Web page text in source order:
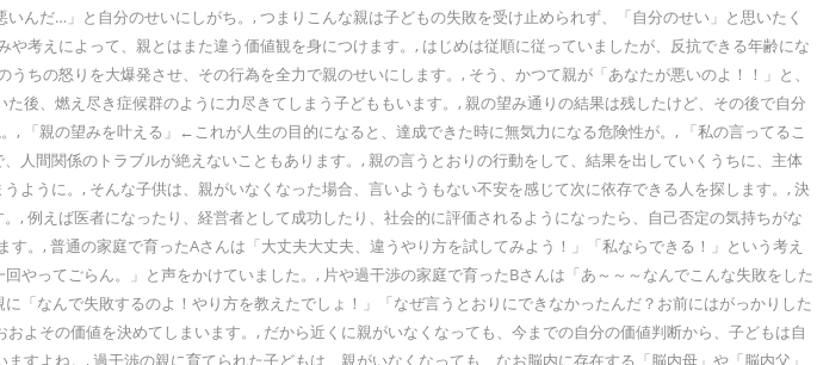
だ…」と自分のせいにしがち。, つまりこんな親は子どもの失敗を受け止められず、「自分のせい」と思いたく
考えによって、親とはまた違う価値観を身につけます。, はじめは従順に従っていましたが、反抗できる年齢にな
ちの怒りを大爆発させ、その行為を全力で親のせいにします。, そう、かつて親が「あなたが悪いのよ！！」と、
、燃え尽き症候群のように力尽きてしまう子どももいます。, 親の望み通りの結果は残したけど、その後で自分
「親の望みを叶える」←これが人生の目的になると、達成できた時に無気力になる危険性が。, 「私の言ってるこ
間関係のトラブルが絶えないこともあります。, 親の言うとおりの行動をして、結果を出していくうちに、主体
うに。, そんな子供は、親がいなくなった場合、言いようもない不安を感じて次に依存できる人を探します。, 決
例えば医者になったり、経営者として成功したり、社会的に評価されるようになったら、自己否定の気持ちがな
。, 普通の家庭で育ったAさんは「大丈夫大丈夫、違うやり方を試してみよう！」「私ならできる！」という考え
ってごらん。」と声をかけていました。, 片や過干渉の家庭で育ったBさんは「あ～～～なんでこんな失敗をした
なんで失敗するのよ！やり方を教えたでしょ！」「なぜ言うとおりにできなかったんだ？お前にはがっかりした
その価値を決めてしまいます。, だから近くに親がいなくなっても、今までの自分の価値判断から、子どもは自
よね。, 過干渉の親に育てられた子どもは、親がいなくなっても、なお脳内に存在する「脳内母」や「脳内父」